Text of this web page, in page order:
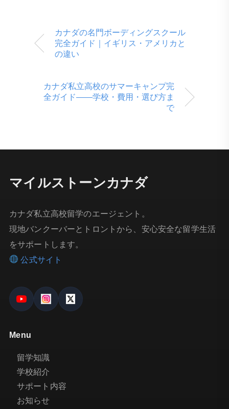
カナダの名門ボーディングスクール
完全ガイド｜イギリス・アメリカと
の違い
カナダ私立高校のサマーキャンプ完
全ガイド――学校・費用・選び方ま
で
マイルストーンカナダ
カナダ私立高校留学のエージェント。
現地バンクーバーとトロントから、安心安全な留学生活
をサポートします。
公式サイト
Menu
留学知識
学校紹介
サポート内容
お知らせ